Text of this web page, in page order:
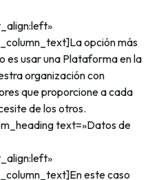
opción más
es usar una Plataforma en la
organización con
que proporcione a cada
de los otros.
text=»Datos de
este caso